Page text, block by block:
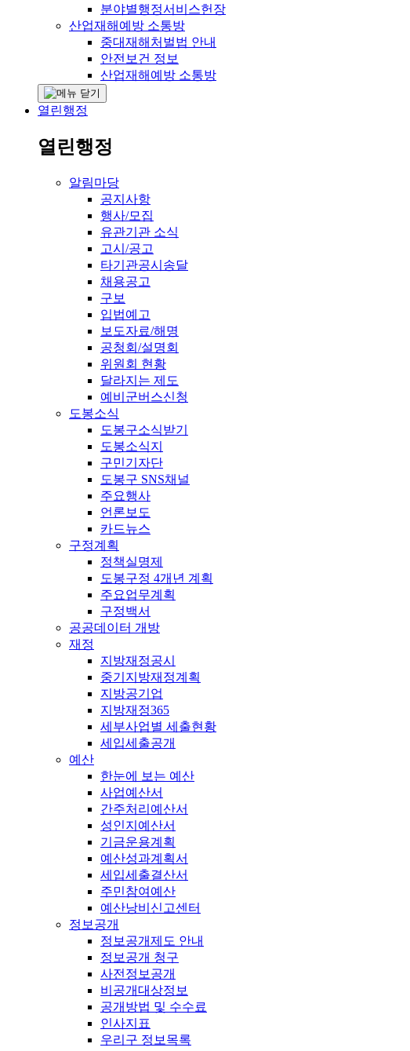
분야별행정서비스헌장
산업재해예방 소통방
중대재해처벌법 안내
안전보건 정보
산업재해예방 소통방
열린행정
열린행정
알림마당
공지사항
행사/모집
유관기관 소식
고시/공고
타기관공시송달
채용공고
구보
입법예고
보도자료/해명
공청회/설명회
위원회 현황
달라지는 제도
예비군버스신청
도봉소식
도봉구소식받기
도봉소식지
구민기자단
도봉구 SNS채널
주요행사
언론보도
카드뉴스
구정계획
정책실명제
도봉구정 4개년 계획
주요업무계획
구정백서
공공데이터 개방
재정
지방재정공시
중기지방재정계획
지방공기업
지방재정365
세부사업별 세출현황
세입세출공개
예산
한눈에 보는 예산
사업예산서
간주처리예산서
성인지예산서
기금운용계획
예산성과계획서
세입세출결산서
주민참여예산
예산낭비신고센터
정보공개
정보공개제도 안내
정보공개 청구
사전정보공개
비공개대상정보
공개방법 및 수수료
인사지표
우리구 정보목록